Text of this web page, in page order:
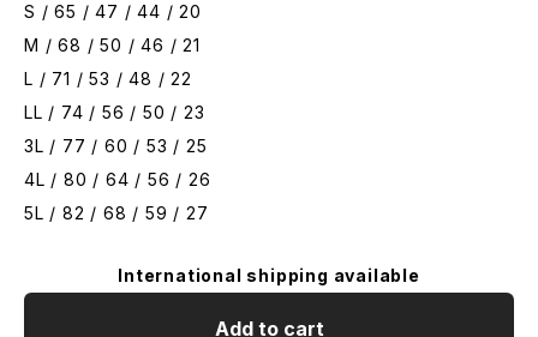
S / 65 / 47 / 44 / 20
M / 68 / 50 / 46 / 21
L / 71 / 53 / 48 / 22
LL / 74 / 56 / 50 / 23
3L / 77 / 60 / 53 / 25
4L / 80 / 64 / 56 / 26
5L / 82 / 68 / 59 / 27
International shipping available
Add to cart